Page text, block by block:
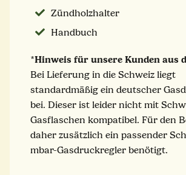
Zündholzhalter
Handbuch
*Hinweis für unsere Kunden aus
Bei Lieferung in die Schweiz liegt
standardmäßig ein deutscher
bei. Dieser ist leider nicht mit
Gasflaschen kompatibel. Für den
daher zusätzlich ein passender
mbar-Gasdruckregler benötigt.